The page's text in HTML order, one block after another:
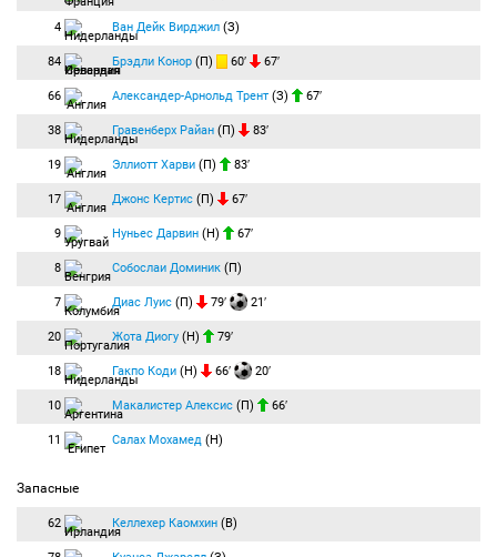
4 Ван Дейк Вирджил (З)
84 Брэдли Конор (П) 60′ 67′
66 Александер-Арнольд Трент (З) 67′
38 Гравенберх Райан (П) 83′
19 Эллиотт Харви (П) 83′
17 Джонс Кертис (П) 67′
9 Нуньес Дарвин (Н) 67′
8 Собослаи Доминик (П)
7 Диас Луис (П) 79′ 21′
20 Жота Диогу (Н) 79′
18 Гакпо Коди (Н) 66′ 20′
10 Макалистер Алексис (П) 66′
11 Салах Мохамед (Н)
Запасные
62 Келлехер Каомхин (В)